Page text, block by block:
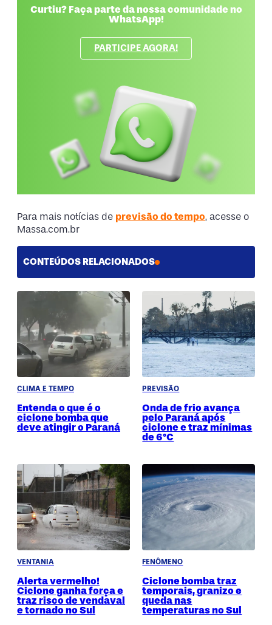
Curtiu? Faça parte da nossa comunidade no
WhatsApp!
PARTICIPE AGORA!
Para mais notícias de previsão do tempo, acesse o
Massa.com.br
CONTEÚDOS RELACIONADOS
CLIMA E TEMPO
Entenda o que é o
ciclone bomba que
deve atingir o Paraná
PREVISÃO
Onda de frio avança
pelo Paraná após
ciclone e traz mínimas
de 6°C
VENTANIA
Alerta vermelho!
Ciclone ganha força e
traz risco de vendaval
e tornado no Sul
FENÔMENO
Ciclone bomba traz
temporais, granizo e
queda nas
temperaturas no Sul